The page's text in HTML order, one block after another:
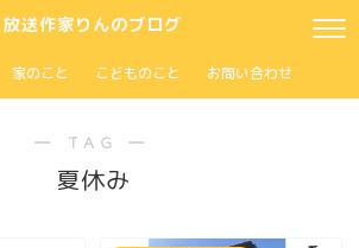
放送作家りんのブログ
家のこと こどものこと お問い合わせ
― TAG ―
夏休み